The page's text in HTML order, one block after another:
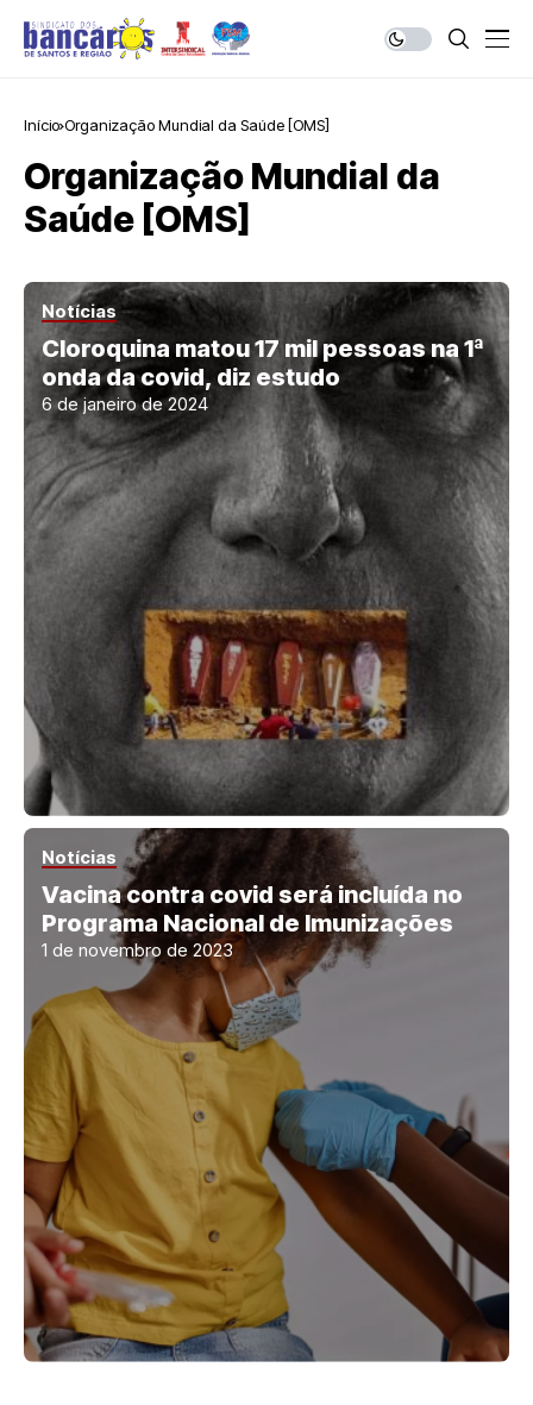
Início Organização Mundial da Saúde [OMS]
Organização Mundial da
Saúde [OMS]
Notícias
Cloroquina matou 17 mil pessoas na 1ª
onda da covid, diz estudo
6 de janeiro de 2024
Notícias
Vacina contra covid será incluída no
Programa Nacional de Imunizações
1 de novembro de 2023